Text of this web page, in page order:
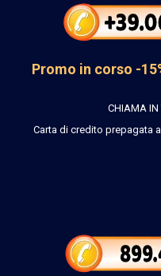
Promo in corso -
CHIAMA IN
Carta di credito prepagata